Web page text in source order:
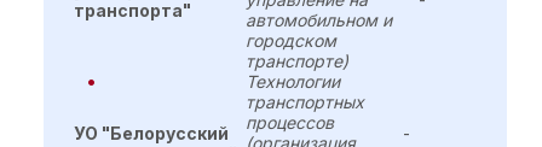
транспорта"
автомобильном и
городском
транспорте)
УО "Белорусский
Технологии
транспортных
процессов
-